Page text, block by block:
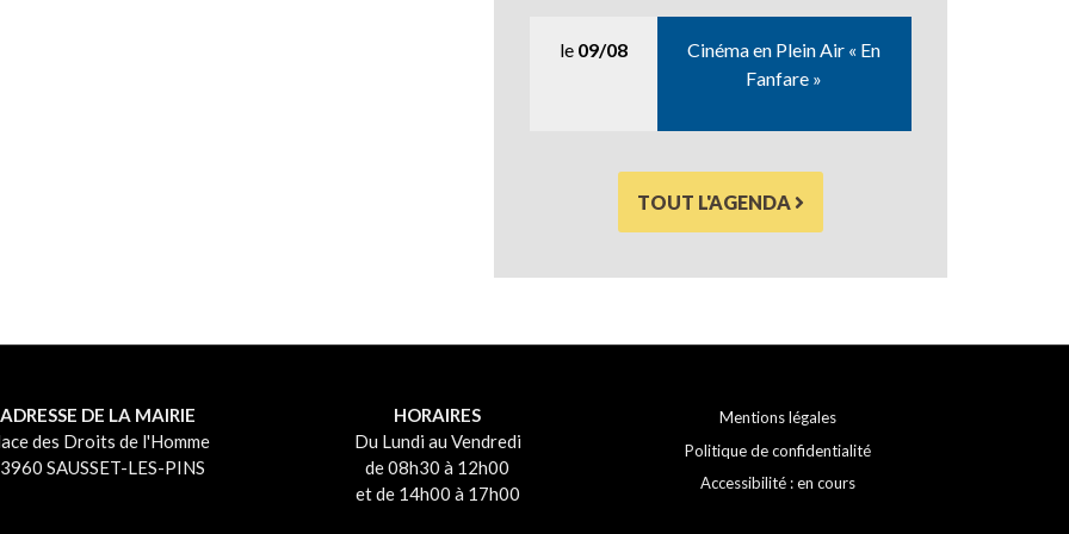
le 09/08
Cinéma en Plein Air « En
Fanfare »
TOUT L'AGENDA
ADRESSE DE LA MAIRIE
des Droits de l'Homme
SAUSSET-LES-PINS
HORAIRES
Du Lundi au Vendredi
de 08h30 à 12h00
et de 14h00 à 17h00
Mentions légales
Politique de confidentialité
Accessibilité : en cours